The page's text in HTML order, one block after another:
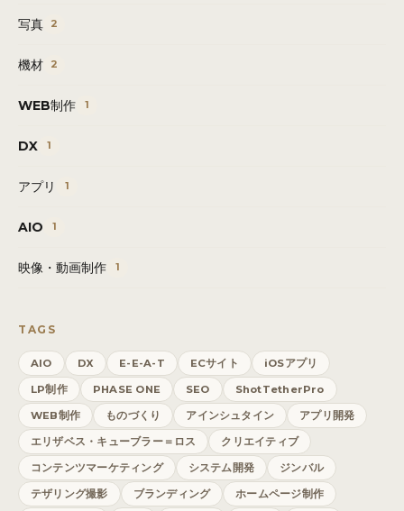
写真 2
機材 2
WEB制作 1
DX 1
アプリ 1
AIO 1
映像・動画制作 1
TAGS
AIO DX E-E-A-T ECサイト iOSアプリ
LP制作 PHASE ONE SEO ShotTetherPro
WEB制作 ものづくり アインシュタイン アプリ開発
エリザベス・キューブラー＝ロス クリエイティブ
コンテンツマーケティング システム開発 ジンバル
テザリング撮影 ブランディング ホームページ制作